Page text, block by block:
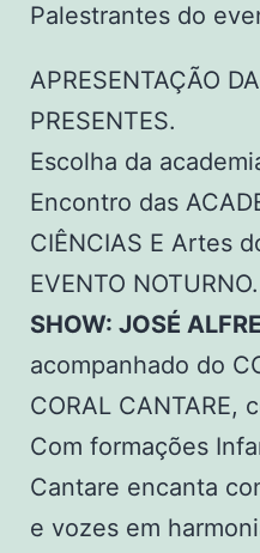
Palestrantes do
APRESENTAÇÃO
PRESENTES.
Escolha da
Encontro das
CIÊNCIAS E Artes
EVENTO NOTURNO.
SHOW: JOSÉ
acompanhado do
CORAL CANTARE,
Com formações
Cantare encanta
e vozes em